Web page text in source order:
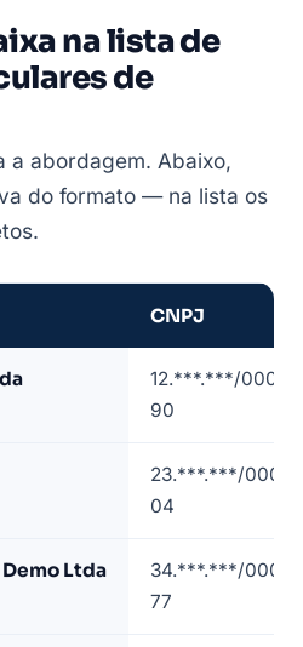
na lista de
de
a abordagem. Abaixo,
do formato — na lista os
CNPJ
12.***.***/0001-
90
23.***.***/0001-
04
Ltda
34.***.***/0001-
77